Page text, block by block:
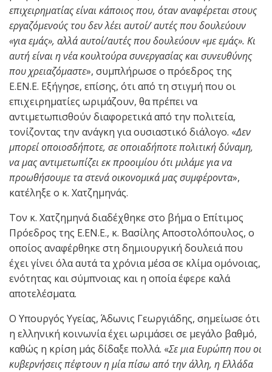
επιχειρηματίας είναι κάποιος που, όταν αναφέρεται στους
εργαζόμενούς του δεν λέει αυτοί/ αυτές που δουλεύουν
«για εμάς», αλλά αυτοί/αυτές που δουλεύουν «με εμάς». Κι
αυτή είναι η νέα κουλτούρα συνεργασίας και συνευθύνης
που χρειαζόμαστε», συμπλήρωσε ο πρόεδρος της
Ε.ΕΝ.Ε. Εξήγησε, επίσης, ότι από τη στιγμή που οι
επιχειρηματίες ωριμάζουν, θα πρέπει να
αντιμετωπισθούν διαφορετικά από την πολιτεία,
τονίζοντας την ανάγκη για ουσιαστικό διάλογο. «Δεν
μπορεί οποιοσδήποτε, σε οποιαδήποτε πολιτική δύναμη,
να μας αντιμετωπίζει εκ προοιμίου ότι μιλάμε για να
προωθήσουμε τα στενά οικονομικά μας συμφέροντα»,
κατέληξε ο κ. Χατζημηνάς.
Τον κ. Χατζημηνά διαδέχθηκε στο βήμα ο Eπίτιμος
Πρόεδρος της Ε.ΕΝ.Ε., κ. Βασίλης Αποστολόπουλος, ο
οποίος αναφέρθηκε στη δημιουργική δουλειά που
έχει γίνει όλα αυτά τα χρόνια μέσα σε κλίμα ομόνοιας,
ενότητας και σύμπνοιας και η οποία έφερε καλά
αποτελέσματα.
Ο Υπουργός Υγείας, Άδωνις Γεωργιάδης, σημείωσε ότι
η ελληνική κοινωνία έχει ωριμάσει σε μεγάλο βαθμό,
καθώς η κρίση μάς δίδαξε πολλά. «Σε μια Ευρώπη που οι
κυβερνήσεις πέφτουν η μία πίσω από την άλλη, η Ελλάδα